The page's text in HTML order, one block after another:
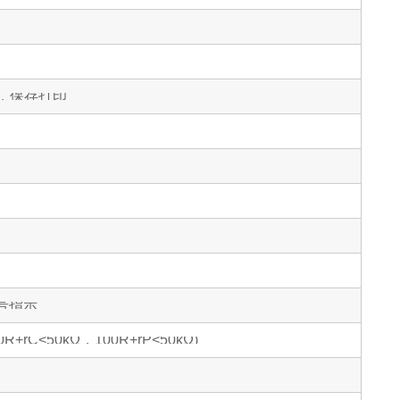
保存打印
指示
，100R+rP<50kΩ)